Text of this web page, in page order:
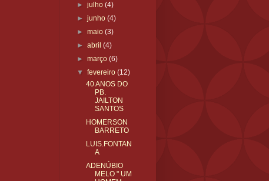
►julho(4)
►junho(4)
►maio(3)
►abril(4)
►março(6)
▼fevereiro(12)
40 ANOS DO
PB.
JAILTON
SANTOS
HOMERSON
BARRETO
LUIS.FONTAN
A
ADENÚBIO
MELO " UM